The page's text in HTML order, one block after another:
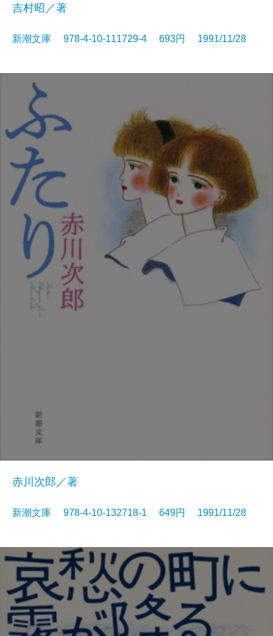
吉村昭／著
新潮文庫 978-4-10-111729-4 693円 1991/11/28
赤川次郎／著
新潮文庫 978-4-10-132718-1 649円 1991/11/28